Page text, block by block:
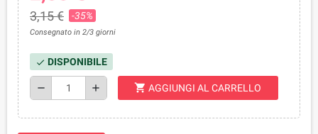
3,15 € -35%
Consegnato in 2/3 giorni
check DISPONIBILE
remove add shopping_cart AGGIUNGI AL CARRELLO